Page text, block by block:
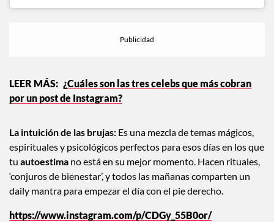
¿Cuáles son las tres celebs que más cobran
por un post de Instagram?
La intuición de las brujas: Es una mezcla de temas mágicos,
espirituales y psicológicos perfectos para esos días en los que
tu autoestima no está en su mejor momento. Hacen rituales,
‘conjuros de bienestar’, y todos las mañanas comparten un
daily mantra para empezar el día con el pie derecho.
https://www.instagram.com/p/CDGy_55B0or/